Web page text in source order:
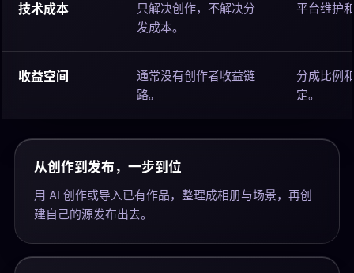
技术成本
只解决创作，不解决分
发成本。
平台维护
收益空间
通常没有创作者收益链
路。
分成比例
定。
从创作到发布，一步到位
用 AI 创作或导入已有作品，整理成相册与场景，再创
建自己的源发布出去。